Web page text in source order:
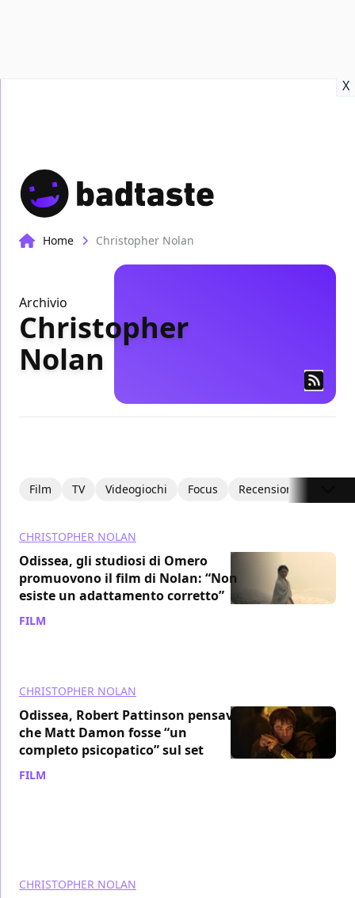
X
Home Christopher Nolan
Archivio
Christopher
Nolan
Film TV Videogiochi Focus Recensioni
CHRISTOPHER NOLAN
Odissea, gli studiosi di Omero
promuovono il film di Nolan: “Non
esiste un adattamento corretto”
FILM
CHRISTOPHER NOLAN
Odissea, Robert Pattinson pensava
che Matt Damon fosse “un
completo psicopatico” sul set
FILM
CHRISTOPHER NOLAN